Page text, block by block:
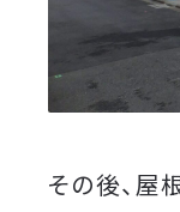
その後、屋